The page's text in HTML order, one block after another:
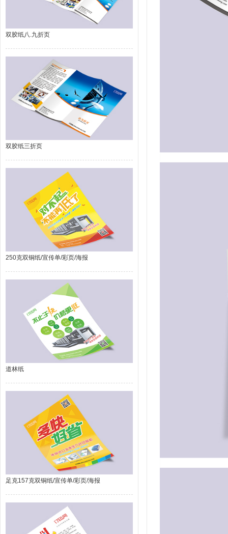
双胶纸八.九折页
双胶纸三折页
250克双铜纸/宣传单/彩页/海报
道林纸
足克157克双铜纸/宣传单/彩页/海报